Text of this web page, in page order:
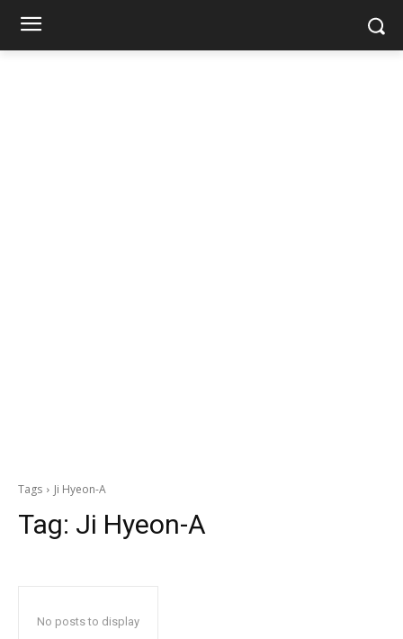
Tags Ji Hyeon-A
Tag: Ji Hyeon-A
No posts to display